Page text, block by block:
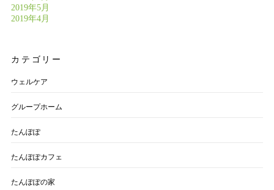
2019年5月
2019年4月
カテゴリー
ウェルケア
グループホーム
たんぽぽ
たんぽぽカフェ
たんぽぽの家